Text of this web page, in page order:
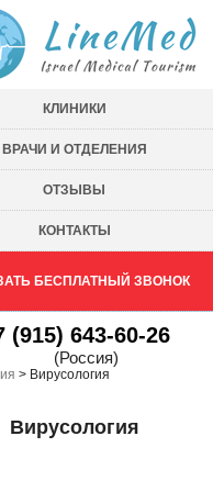
КЛИНИКИ
ВРАЧИ И ОТДЕЛЕНИЯ
ОТЗЫВЫ
КОНТАКТЫ
БЕСПЛАТНЫЙ ЗВОНОК
(915) 643-60-26
(Россия)
> Вирусология
Вирусология